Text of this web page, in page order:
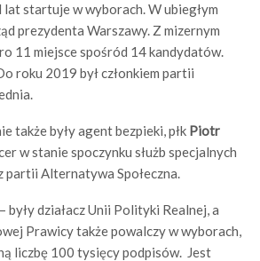
lat startuje w wyborach. W ubiegłym
prezydenta Warszawy. Z mizernym
11 miejsce spośród 14 kandydatów.
roku 2019 był członkiem partii
także były agent bezpieki, płk Piotr
w stanie spoczynku służb specjalnych
partii Alternatywa Społeczna.
były działacz Unii Polityki Realnej, a
Prawicy także powalczy w wyborach,
liczbę 100 tysięcy podpisów. Jest